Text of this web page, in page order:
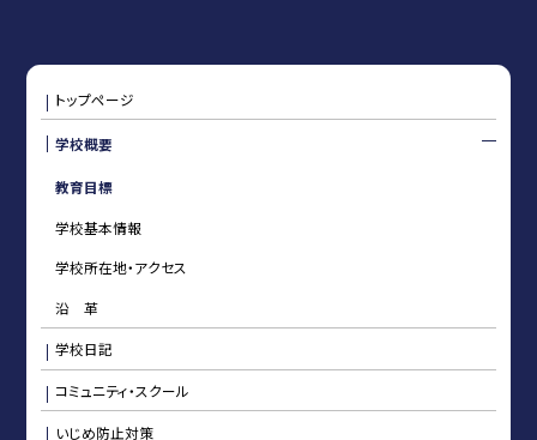
トップページ
学校概要
教育目標
学校基本情報
学校所在地・アクセス
沿 革
学校日記
コミュニティ・スクール
いじめ防止対策